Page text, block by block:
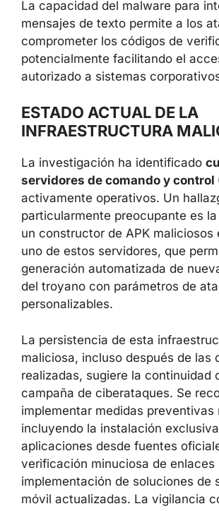
La capacidad del malware para
mensajes de texto permite a los
comprometer los códigos de
potencialmente facilitando el
autorizado a sistemas
ESTADO ACTUAL DE LA
INFRAESTRUCTURA
La investigación ha identificado
servidores de comando y control
activamente operativos. Un
particularmente preocupante es
un constructor de APK maliciosos
uno de estos servidores, que
generación automatizada de
del troyano con parámetros de
personalizables.
La persistencia de esta
maliciosa, incluso después de las
realizadas, sugiere la continuidad
campaña de ciberataques. Se
implementar medidas preventivas
incluyendo la instalación
aplicaciones desde fuentes
verificación minuciosa de enlaces
implementación de soluciones de
móvil actualizadas. La vigilancia